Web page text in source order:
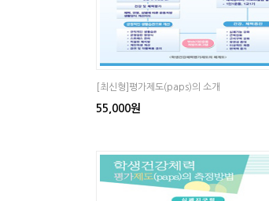
[최신형]평가제도(paps)의 소개
55,000원